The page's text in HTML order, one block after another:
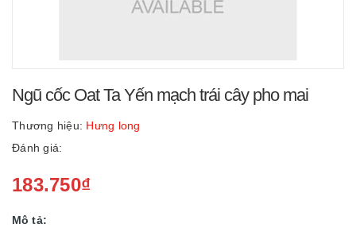
Ngũ cốc Oat Ta Yến mạch trái cây pho mai
Thương hiệu: Hưng long
Đánh giá:
183.750₫
Mô tả: